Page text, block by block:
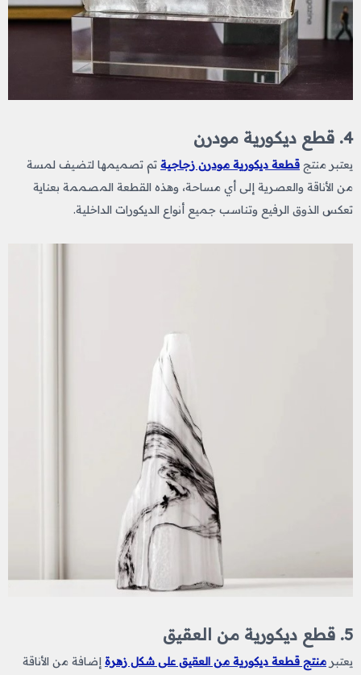
4. قطع ديكورية مودرن
يعتبر منتج قطعة ديكورية مودرن زجاجية تم تصميمها لتضيف لمسة
من الأناقة والعصرية إلى أي مساحة، وهذه القطعة المصممة بعناية
تعكس الذوق الرفيع وتناسب جميع أنواع الديكورات الداخلية.
5. قطع ديكورية من العقيق
يعتبر منتج قطعة ديكورية من العقيق على شكل زهرة إضافة من الأناقة